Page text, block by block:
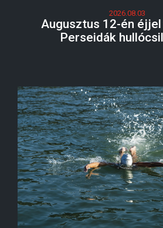
2026.08.03
Augusztus 12-én
Perseidák